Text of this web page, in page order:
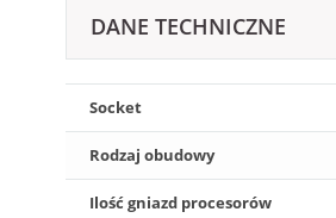
DANE TECHNICZNE
Socket
Rodzaj obudowy
Ilość gniazd procesorów